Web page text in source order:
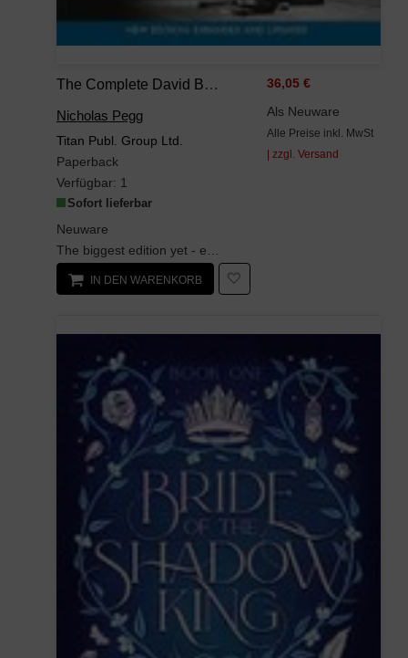
The Complete David Bowie: Expanded And Updated
Nicholas Pegg
Titan Publ. Group Ltd.
Paperback
Verfügbar: 1
Sofort lieferbar
Neuware
The biggest edition yet - expanded and updated with 35,000 words of new materialCriti...
36,05 €
Als Neuware
Alle Preise inkl. MwSt
| zzgl. Versand
IN DEN WARENKORB